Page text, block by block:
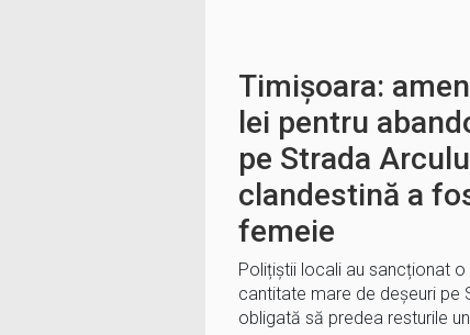
Timișoara:
lei pentru
pe Strada
clandestină a
femeie
Polițiștii locali au sancționat
cantitate mare de deșeuri pe
obligată să predea resturile